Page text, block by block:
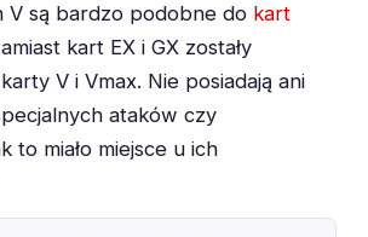
V są bardzo podobne do kart
kart EX i GX zostały
V i Vmax. Nie posiadają ani
ataków czy
to miało miejsce u ich